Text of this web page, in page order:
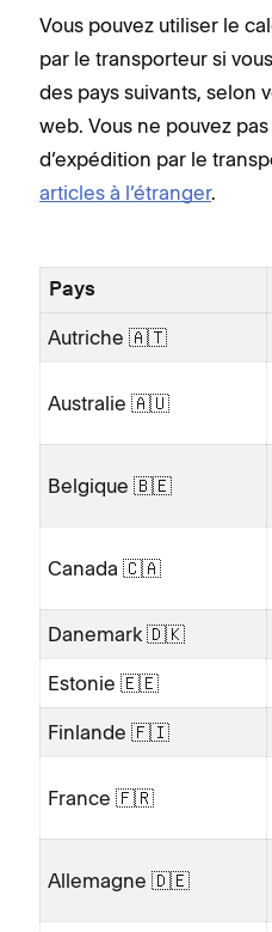
Vous pouvez utiliser le
par le transporteur si
des pays suivants, selon
web. Vous ne pouvez
d’expédition par le
articles à l’étranger.
Pays
Autriche 🇦🇹
Australie 🇦🇺
Belgique 🇧🇪
Canada 🇨🇦
Danemark 🇩🇰
Estonie 🇪🇪
Finlande 🇫🇮
France 🇫🇷
Allemagne 🇩🇪